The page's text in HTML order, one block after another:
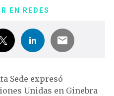
EN REDES
Sede expresó
Unidas en Ginebra